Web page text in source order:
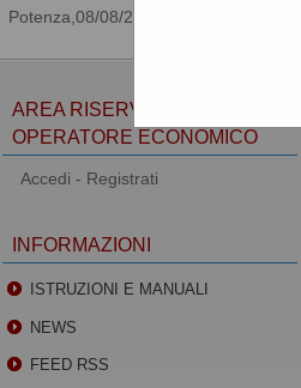
08/08/2026 05:40
AREA RISERVATA
OPERATORE ECONOMICO
Accedi - Registrati
INFORMAZIONI
ISTRUZIONI E MANUALI
NEWS
FEED RSS